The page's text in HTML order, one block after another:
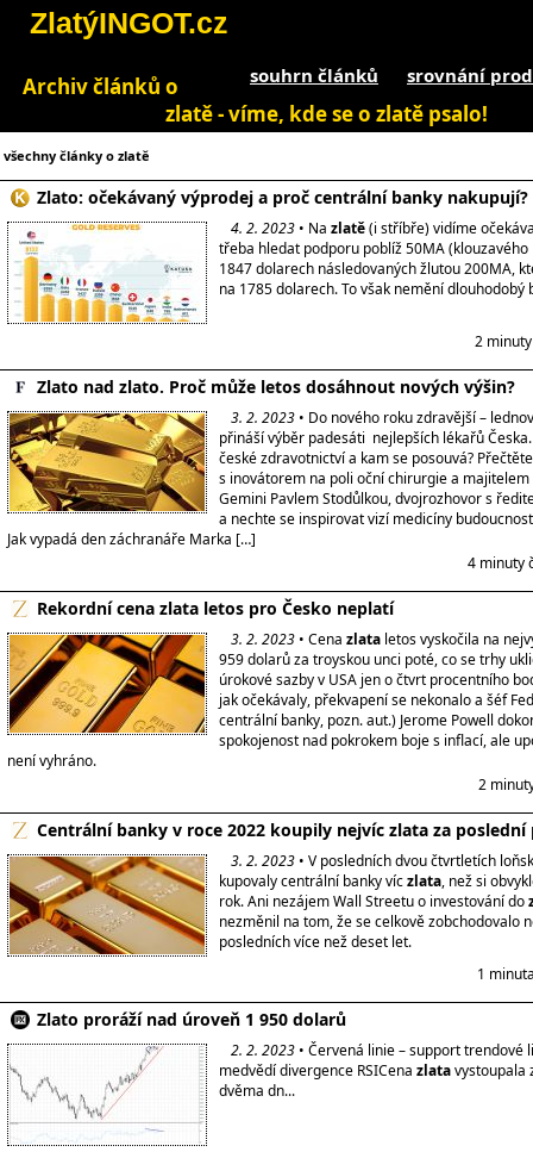
ZlatýINGOT.cz
souhrn článků srovnání
Archiv článků o
zlatě - víme, kde se o zlatě psalo!
všechny články o zlatě
Zlato: očekávaný výprodej a proč centrální banky nakupují?
4. 2. 2023 • Na zlatě(i stříbře) vidíme
třeba hledat podporu poblíž 50MA
1847 dolarech následovaných žlutou 200MA,
na 1785 dolarech. To však nemění dlouhodobý
2
Zlato nad zlato. Proč může letos dosáhnout nových výšin?
3. 2. 2023 • Do nového roku zdravější –
přináší výběr padesáti nejlepších lékařů
české zdravotnictví a kam se posouvá?
s inovátorem na poli oční chirurgie a
Gemini Pavlem Stodůlkou, dvojrozhovor s
a nechte se inspirovat vizí medicíny
Jak vypadá den záchranáře Marka […]
4 minuty
Rekordní cena zlata letos pro Česko neplatí
3. 2. 2023 • Cena zlata letos vyskočila na
959 dolarů za troyskou unci poté, co se trhy
úrokové sazby v USA jen o čtvrt procentního
jak očekávaly, překvapení se nekonalo a šéf
centrální banky, pozn. aut.) Jerome Powell
spokojenost nad pokrokem boje s inflací, ale
není vyhráno.
2
Centrální banky v roce 2022 koupily nejvíc zlata za
3. 2. 2023 • V posledních dvou čtvrtletích
kupovaly centrální banky víczlata, než si
rok. Ani nezájem Wall Streetu o investování do
nezměnil na tom, že se celkově zobchodovalo
posledních více než deset let.
1
Zlato proráží nad úroveň 1 950 dolarů
2. 2. 2023 • Červená linie – support trendové
medvědí divergence RSICena zlatavystoupala
dvěma dn...